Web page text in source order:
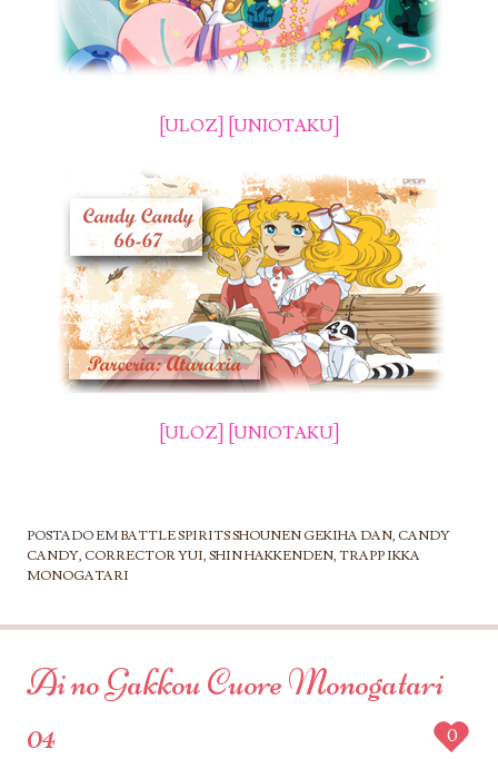
[ULOZ] [UNIOTAKU]
[ULOZ] [UNIOTAKU]
POSTADO EM BATTLE SPIRITS SHOUNEN GEKIHA DAN, CANDY
CANDY, CORRECTOR YUI, SHIN HAKKENDEN, TRAPP IKKA
MONOGATARI
Ai no Gakkou Cuore Monogatari
04
0